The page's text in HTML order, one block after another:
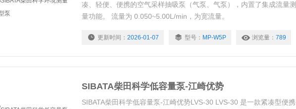
凑、轻便、便携的空气采样抽吸泵（气泵、气泵），内置了集成流量测
量功能。 流量为 0.050~5.00L/min，为宽流量。
更新时间： 2026-01-07 型号： MP-W5P 浏览量： 789
SIBATA柴田科学低容量泵-江崎优势
SIBATA柴田科学低容量泵-江崎优势LVS-30 LVS-30 是一款紧凑型便携